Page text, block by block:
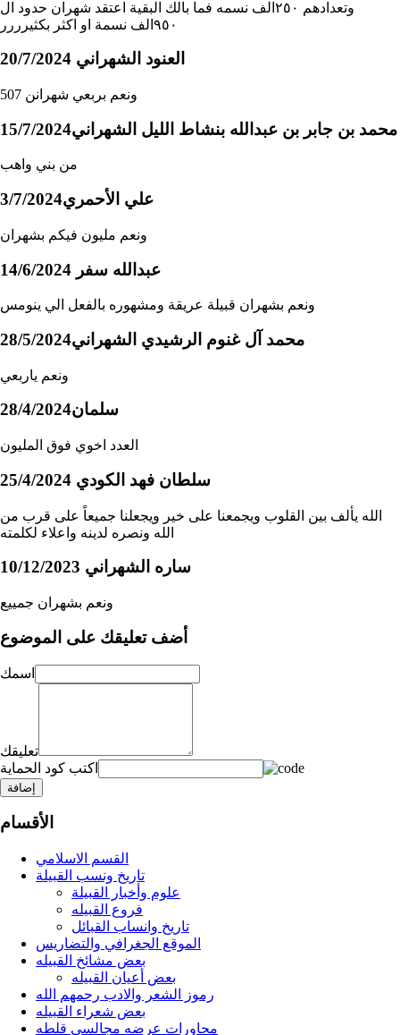
وتعدادهم ٢٥٠الف نسمه فما بالك البقية اعتقد شهران حدود ال
٩٥٠الف نسمة او اكثر بكثيرررر
العنود الشهراني 20/7/2024
ونعم بربعي شهرانن 507
محمد بن جابر بن عبدالله بنشاط الليل الشهراني15/7/2024
من بني واهب
علي الأحمري3/7/2024
ونعم مليون فيكم بشهران
عبدالله سفر 14/6/2024
ونعم بشهران قبيلة عريقة ومشهوره بالفعل الي ينومس
محمد آل غنوم الرشيدي الشهراني28/5/2024
ونعم ياربعي
سلمان28/4/2024
العدد اخوي فوق المليون
سلطان فهد الكودي 25/4/2024
الله يألف بين القلوب ويجمعنا على خير ويجعلنا جميعاً على قرب من
الله ونصره لدينه واعلاء لكلمته
ساره الشهراني 10/12/2023
ونعم بشهران جمييع
أضف تعليقك على الموضوع
اسمك
تعليقك
اكتب كود الحماية
إضافة
الأقسام
القسم الاسلامي
تاريخ ونسب القبيلة
علوم وأخبار القبيلة
فروع القبيله
تاريخ وانساب القبائل
الموقع الجغرافي والتضاريس
بعض مشائخ القبيله
بعض أعيان القبيله
رموز الشعر والادب رحمهم الله
بعض شعراء القبيله
محاورات عرضه مجالسي قلطه